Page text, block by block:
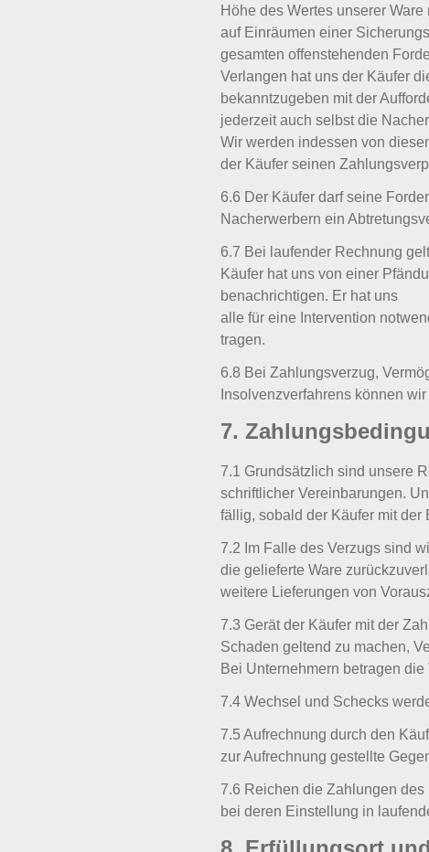
Höhe des Wertes unserer
auf Einräumen einer
gesamten offenstehenden
Verlangen hat uns der Käufer
bekanntzugeben mit der
jederzeit auch selbst die
Wir werden indessen von
der Käufer seinen
6.6 Der Käufer darf seine
Nacherwerbern ein
6.7 Bei laufender Rechnung
Käufer hat uns von einer
benachrichtigen. Er hat uns
alle für eine Intervention
tragen.
6.8 Bei Zahlungsverzug,
Insolvenzverfahrens können
7.
7.1 Grundsätzlich sind unsere
schriftlicher Vereinbarungen.
fällig, sobald der Käufer mit der
7.2 Im Falle des Verzugs sind
die gelieferte Ware
weitere Lieferungen von
7.3 Gerät der Käufer mit der
Schaden geltend zu machen,
Bei Unternehmern betragen
7.4 Wechsel und Schecks
7.5 Aufrechnung durch den
zur Aufrechnung gestellte
7.6 Reichen die Zahlungen
bei deren Einstellung in